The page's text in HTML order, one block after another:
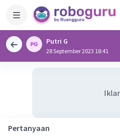
Putri G
28 September 2023 18:41
Pertanyaan